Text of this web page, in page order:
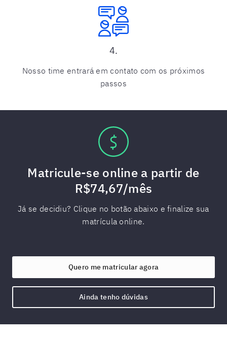
4.
Nosso time entrará em contato com os próximos
passos
Matricule-se online a partir de
R$74,67/mês
Já se decidiu? Clique no botão abaixo e finalize sua
matrícula online.
Quero me matricular agora
Ainda tenho dúvidas